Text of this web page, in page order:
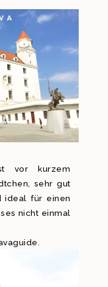
vor kurzem
sehr gut
ideal für einen
nicht einmal